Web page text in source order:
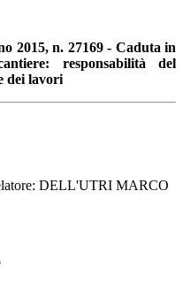
2015, n. 27169 - Caduta in
responsabilità del
dei lavori
DELL'UTRI MARCO